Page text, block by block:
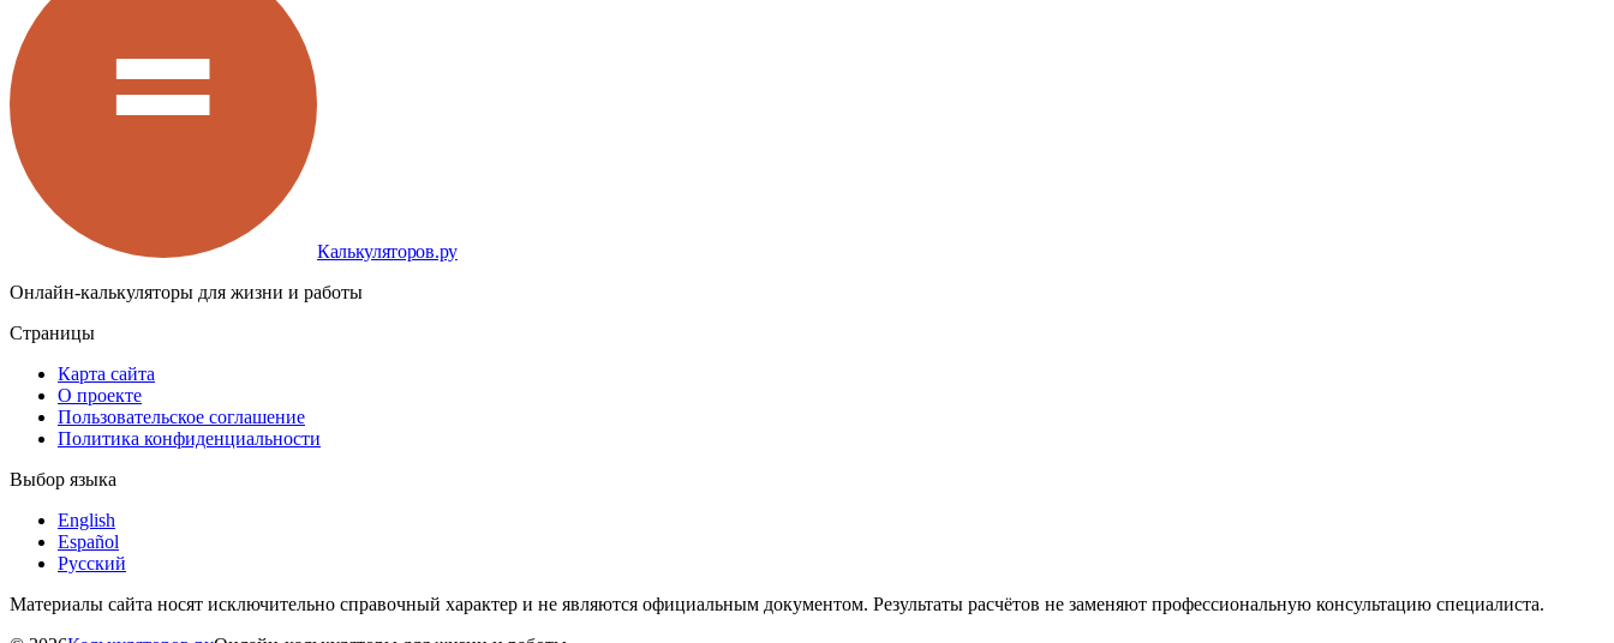
Калькуляторов.ру
Онлайн-калькуляторы для жизни и работы
Страницы
Карта сайта
О проекте
Пользовательское соглашение
Политика конфиденциальности
Выбор языка
English
Español
Русский
Материалы сайта носят исключительно справочный характер и не являются официальным документом. Результаты расчётов не заменяют профессиональную консультацию специалиста.